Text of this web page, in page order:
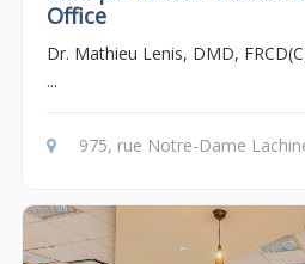
Office
Dr. Mathieu Lenis, DMD,
...
975, rue Notre-Dame